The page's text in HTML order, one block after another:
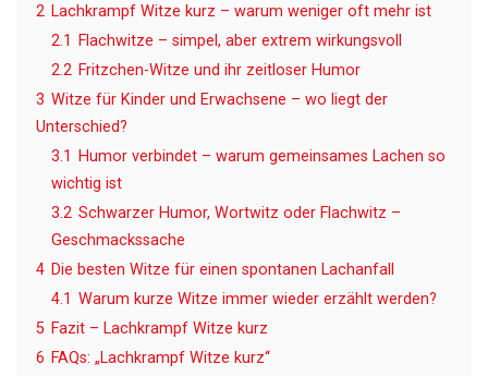
2 Lachkrampf Witze kurz – warum weniger oft mehr ist
2.1
Flachwitze – simpel, aber extrem wirkungsvoll
2.2 Fritzchen-Witze und ihr zeitloser Humor
3 Witze für Kinder und Erwachsene – wo liegt der
Unterschied?
3.1
Humor verbindet – warum gemeinsames Lachen so
wichtig ist
3.2 Schwarzer Humor, Wortwitz oder Flachwitz –
Geschmackssache
4 Die besten Witze für einen spontanen Lachanfall
4.1 Warum kurze Witze immer wieder erzählt werden?
5 Fazit – Lachkrampf Witze kurz
6 FAQs: „Lachkrampf Witze kurz“